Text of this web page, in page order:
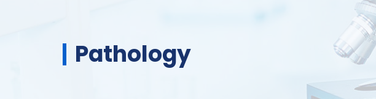
Pathology